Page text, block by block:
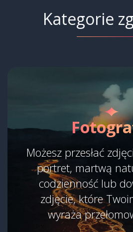
Kategorie
Możesz przesłać
portret, martwą
codzienność lub
zdjęcie, które
wyraża